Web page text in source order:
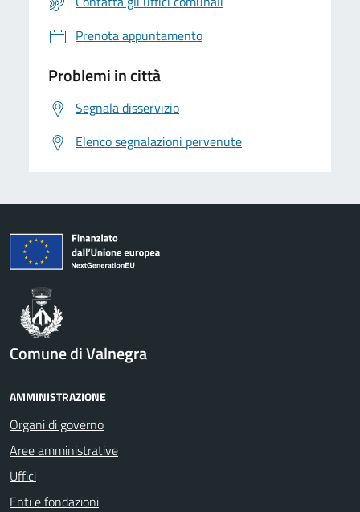
Prenota appuntamento
Problemi in città
Segnala disservizio
Elenco segnalazioni pervenute
Comune di Valnegra
AMMINISTRAZIONE
Organi di governo
Aree amministrative
Uffici
Enti e fondazioni